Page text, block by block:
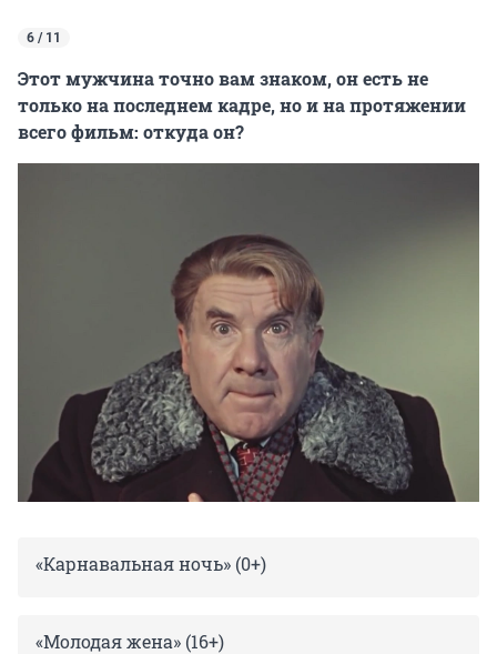
6 / 11
Этот мужчина точно вам знаком, он есть не
только на последнем кадре, но и на протяжении
всего фильм: откуда он?
«Карнавальная ночь» (0+)
«Молодая жена» (16+)